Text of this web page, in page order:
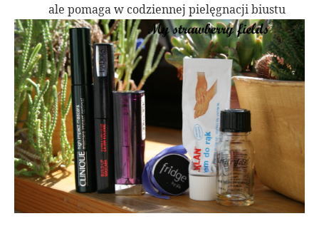
ale pomaga w codziennej pielęgnacji biustu